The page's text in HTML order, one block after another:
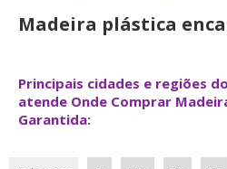
Madeira plástica
Principais cidades e regiões
atende Onde Comprar
Garantida: